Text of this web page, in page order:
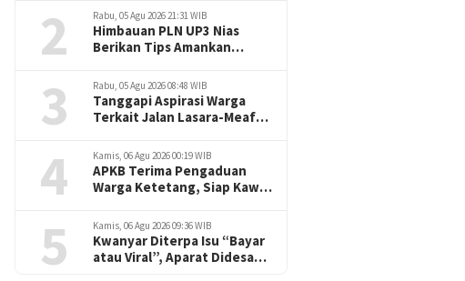
2 Rabu, 05 Agu 2026 21:31 WIB
Himbauan PLN UP3 Nias
Berikan Tips Amankan
Hujan
3 Rabu, 05 Agu 2026 08:48 WIB
Tanggapi Aspirasi Warga
Terkait Jalan Lasara-Meafu,
Komitmen Pembangunan
Berkelanjutan
4 Kamis, 06 Agu 2026 00:19 WIB
APKB Terima Pengaduan
Warga Ketetang, Siap Kawal
Bantuan hingga ke Jalur
Hukum
5 Kamis, 06 Agu 2026 09:36 WIB
Kwanyar Diterpa Isu “Bayar
atau Viral”, Aparat Didesak